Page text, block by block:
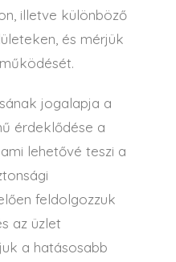
illetve különböző
és mérjük
jogalapja a
érdeklődése a
lehetővé teszi a
feldolgozzuk
az üzlet
a hatásosabb